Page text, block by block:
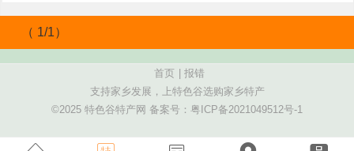
196
（ 1/1）
首页 | 报错
支持家乡发展，上特色谷选购家乡特产
©2025 特色谷特产网 备案号： 粤ICP备2021049512号-1